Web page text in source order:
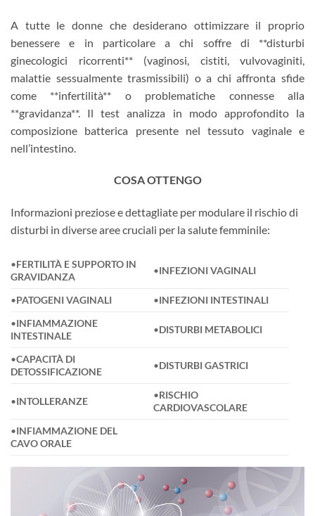
A tutte le donne che desiderano ottimizzare il proprio
benessere e in particolare a chi soffre di **disturbi
ginecologici ricorrenti** (vaginosi, cistiti, vulvovaginiti,
malattie sessualmente trasmissibili) o a chi affronta sfide
come **infertilità** o problematiche connesse alla
**gravidanza**. Il test analizza in modo approfondito la
composizione batterica presente nel tessuto vaginale e
nell’intestino.
COSA OTTENGO
Informazioni preziose e dettagliate per modulare il rischio di
disturbi in diverse aree cruciali per la salute femminile:
•FERTILITÀ E SUPPORTO IN
GRAVIDANZA
•INFEZIONI VAGINALI
•PATOGENI VAGINALI •INFEZIONI INTESTINALI
•INFIAMMAZIONE
INTESTINALE
•DISTURBI METABOLICI
•CAPACITÀ DI
DETOSSIFICAZIONE
•DISTURBI GASTRICI
•INTOLLERANZE
•RISCHIO
CARDIOVASCOLARE
•INFIAMMAZIONE DEL
CAVO ORALE